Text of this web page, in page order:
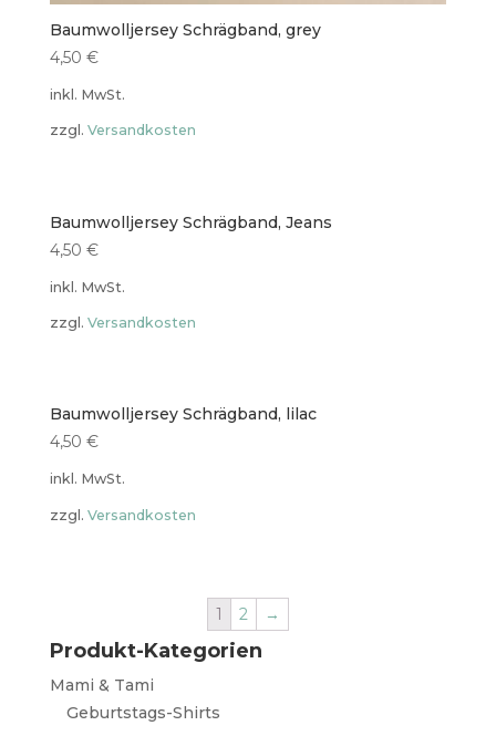
Baumwolljersey Schrägband, grey
4,50 €
inkl. MwSt.
zzgl. Versandkosten
Baumwolljersey Schrägband, Jeans
4,50 €
inkl. MwSt.
zzgl. Versandkosten
Baumwolljersey Schrägband, lilac
4,50 €
inkl. MwSt.
zzgl. Versandkosten
1 2 →
Produkt-Kategorien
Mami & Tami
Geburtstags-Shirts